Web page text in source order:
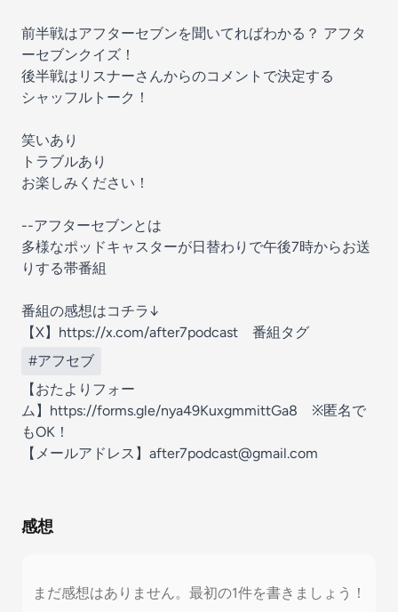
前半戦はアフターセブンを聞いてればわかる？ アフタ
ーセブンクイズ！
後半戦はリスナーさんからのコメントで決定する
シャッフルトーク！
笑いあり
トラブルあり
お楽しみください！
--アフターセブンとは
多様なポッドキャスターが日替わりで午後7時からお送
りする帯番組
番組の感想はコチラ↓
【X】 ⁠https://x.com/after7podcast⁠ 番組タグ
#アフセブ
【おたよりフォー
ム】 ⁠https://forms.gle/nya49KuxgmmittGa8⁠ ※匿名で
もOK！
【メールアドレス】 ⁠after7podcast@gmail.com
感想
まだ感想はありません。最初の1件を書きましょう！